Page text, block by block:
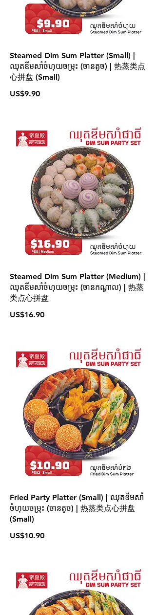
Steamed Dim Sum Platter (Small) |
ឈុតឌីមសាំចំហុយចម្រុះ (ចានតូច) | 热蒸类点
心拼盘 (Small)
US$9.90
Steamed Dim Sum Platter (Medium) |
ឈុតឌីមសាំចំហុយចម្រុះ (ចានកណ្ដាល) | 热蒸
类点心拼盘
US$16.90
Fried Party Platter (Small) | ឈុតឌីមសាំ
ចំហុយចម្រុះ (ចានតូច) | 热蒸类点心拼盘
(Small)
US$10.90